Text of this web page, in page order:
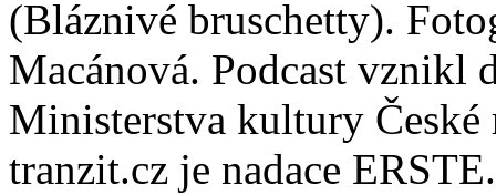
(Bláznivé bruschetty).
Macánová. Podcast vznikl
Ministerstva kultury
tranzit.cz je nadace ERSTE.